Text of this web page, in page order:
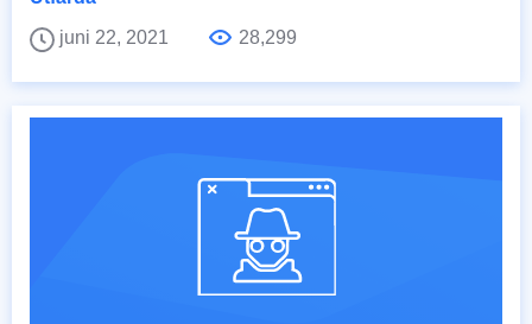
juni 22, 2021
28,299